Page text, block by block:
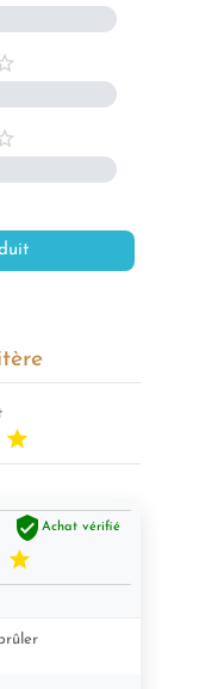

 Achat vérifié
